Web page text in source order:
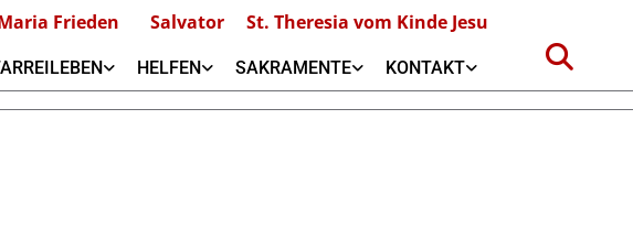
Frieden Salvator St. Theresia vom Kinde Jesu
HELFEN SAKRAMENTE KONTAKT